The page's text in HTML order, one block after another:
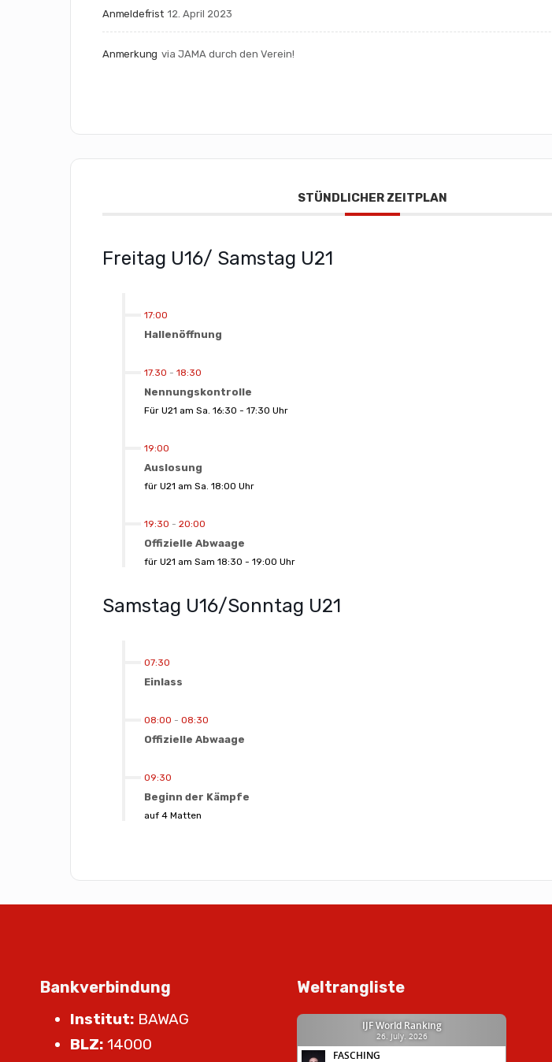
Anmeldefrist 12. April 2023
Anmerkung via JAMA durch den Verein!
STÜNDLICHER ZEITPLAN
Freitag U16/ Samstag U21
17:00
Hallenöffnung
17.30 - 18:30
Nennungskontrolle
Für U21 am Sa. 16:30 - 17:30 Uhr
19:00
Auslosung
für U21 am Sa. 18:00 Uhr
19:30 - 20:00
Offizielle Abwaage
für U21 am Sam 18:30 - 19:00 Uhr
Samstag U16/Sonntag U21
07:30
Einlass
08:00 - 08:30
Offizielle Abwaage
09:30
Beginn der Kämpfe
auf 4 Matten
Bankverbindung
Institut: BAWAG
BLZ: 14000
Weltrangliste